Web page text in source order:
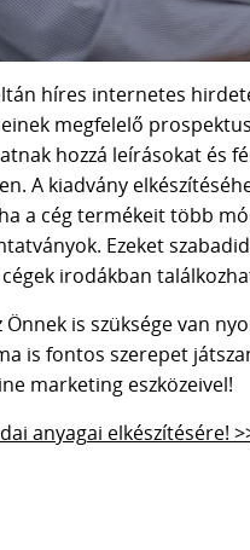
híres internetes
megfelelő
hozzá leírásokat és
A kiadvány
a cég termékeit több
Ezeket
irodákban
Önnek is szüksége van
is fontos szerepet
marketing eszközeivel!
anyagai elkészítésére!